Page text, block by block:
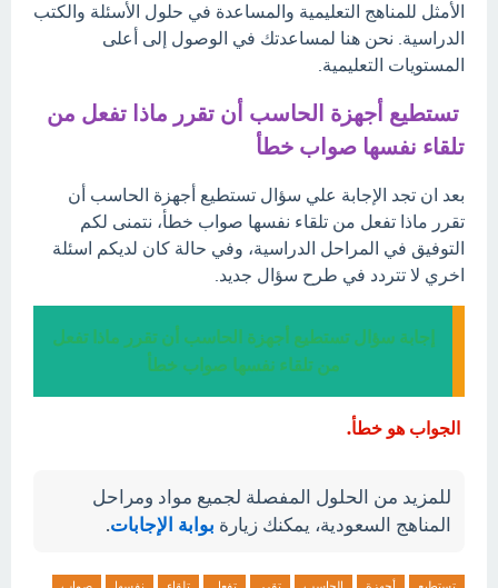
الأمثل للمناهج التعليمية والمساعدة في حلول الأسئلة والكتب
الدراسية. نحن هنا لمساعدتك في الوصول إلى أعلى
المستويات التعليمية.
تستطيع أجهزة الحاسب أن تقرر ماذا تفعل من
تلقاء نفسها صواب خطأ
بعد ان تجد الإجابة علي سؤال تستطيع أجهزة الحاسب أن
تقرر ماذا تفعل من تلقاء نفسها صواب خطأ، نتمنى لكم
التوفيق في المراحل الدراسية، وفي حالة كان لديكم اسئلة
اخري لا تتردد في طرح سؤال جديد.
إجابة سؤال تستطيع أجهزة الحاسب أن تقرر ماذا تفعل
من تلقاء نفسها صواب خطأ
الجواب هو خطأ.
للمزيد من الحلول المفصلة لجميع مواد ومراحل
المناهج السعودية، يمكنك زيارة بوابة الإجابات.